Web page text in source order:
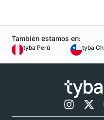
También estamos en:
tyba Perú tyba